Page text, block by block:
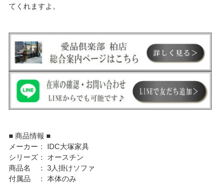
てくれますよ。
■ 商品情報 ■
メーカー： IDC大塚家具
シリーズ： オースチン
商品名 ： 3人掛けソファ
付属品 ： 本体のみ